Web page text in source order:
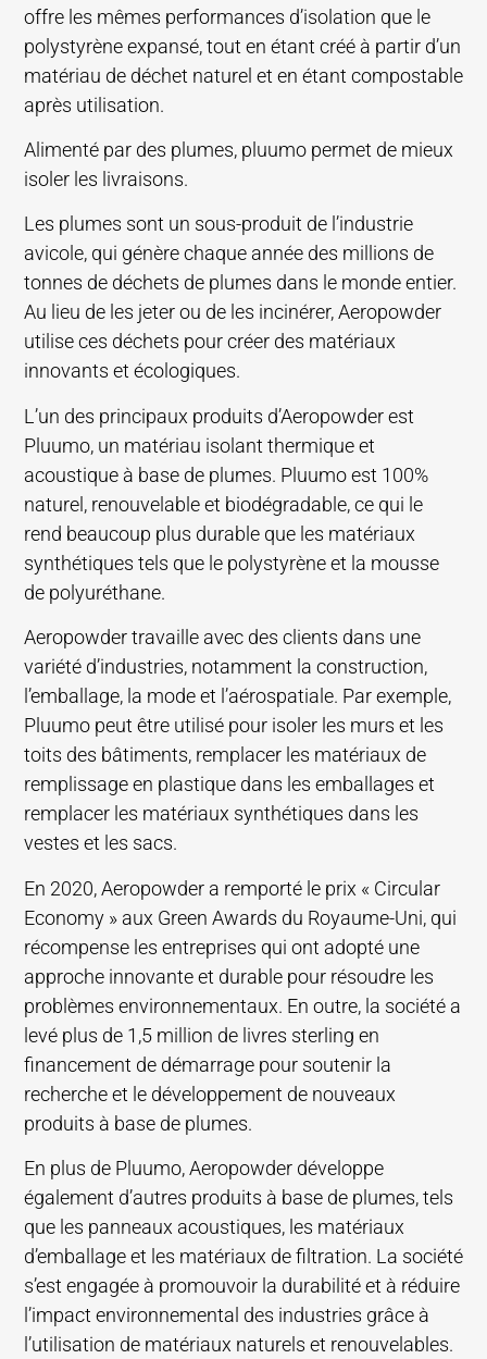
offre les mêmes performances d’isolation que le
polystyrène expansé, tout en étant créé à partir d’un
matériau de déchet naturel et en étant compostable
après utilisation.
Alimenté par des plumes, pluumo permet de mieux
isoler les livraisons.
Les plumes sont un sous-produit de l’industrie
avicole, qui génère chaque année des millions de
tonnes de déchets de plumes dans le monde entier.
Au lieu de les jeter ou de les incinérer, Aeropowder
utilise ces déchets pour créer des matériaux
innovants et écologiques.
L’un des principaux produits d’Aeropowder est
Pluumo, un matériau isolant thermique et
acoustique à base de plumes. Pluumo est 100%
naturel, renouvelable et biodégradable, ce qui le
rend beaucoup plus durable que les matériaux
synthétiques tels que le polystyrène et la mousse
de polyuréthane.
Aeropowder travaille avec des clients dans une
variété d’industries, notamment la construction,
l’emballage, la mode et l’aérospatiale. Par exemple,
Pluumo peut être utilisé pour isoler les murs et les
toits des bâtiments, remplacer les matériaux de
remplissage en plastique dans les emballages et
remplacer les matériaux synthétiques dans les
vestes et les sacs.
En 2020, Aeropowder a remporté le prix « Circular
Economy » aux Green Awards du Royaume-Uni, qui
récompense les entreprises qui ont adopté une
approche innovante et durable pour résoudre les
problèmes environnementaux. En outre, la société a
levé plus de 1,5 million de livres sterling en
financement de démarrage pour soutenir la
recherche et le développement de nouveaux
produits à base de plumes.
En plus de Pluumo, Aeropowder développe
également d’autres produits à base de plumes, tels
que les panneaux acoustiques, les matériaux
d’emballage et les matériaux de filtration. La société
s’est engagée à promouvoir la durabilité et à réduire
l’impact environnemental des industries grâce à
l’utilisation de matériaux naturels et renouvelables.